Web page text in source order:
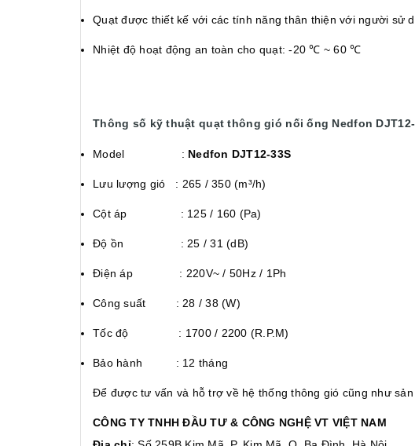
Quạt được thiết kế với các tính năng thân thiện với người sử
Nhiệt độ hoạt động an toàn cho quạt: -20 ℃ ~ 60 ℃
Thông số kỹ thuật quạt thông gió nối ống Nedfon
Model : Nedfon DJT12-33S
Lưu lượng gió : 265 / 350 (m³/h)
Cột áp : 125 / 160 (Pa)
Độ ồn : 25 / 31 (dB)
Điện áp : 220V~ / 50Hz / 1Ph
Công suất : 28 / 38 (W)
Tốc độ : 1700 / 2200 (R.P.M)
Bảo hành : 12 tháng
Để được tư vấn và hỗ trợ về hệ thống thông gió cũng như
CÔNG TY TNHH ĐẦU TƯ & CÔNG NGHỆ VT VIỆT NAM